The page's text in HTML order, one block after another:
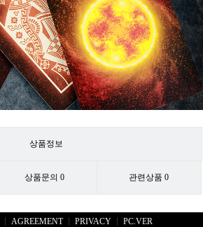
상품정보
상품문의0 관련상품0
AGREEMENT PRIVACY PC.VER